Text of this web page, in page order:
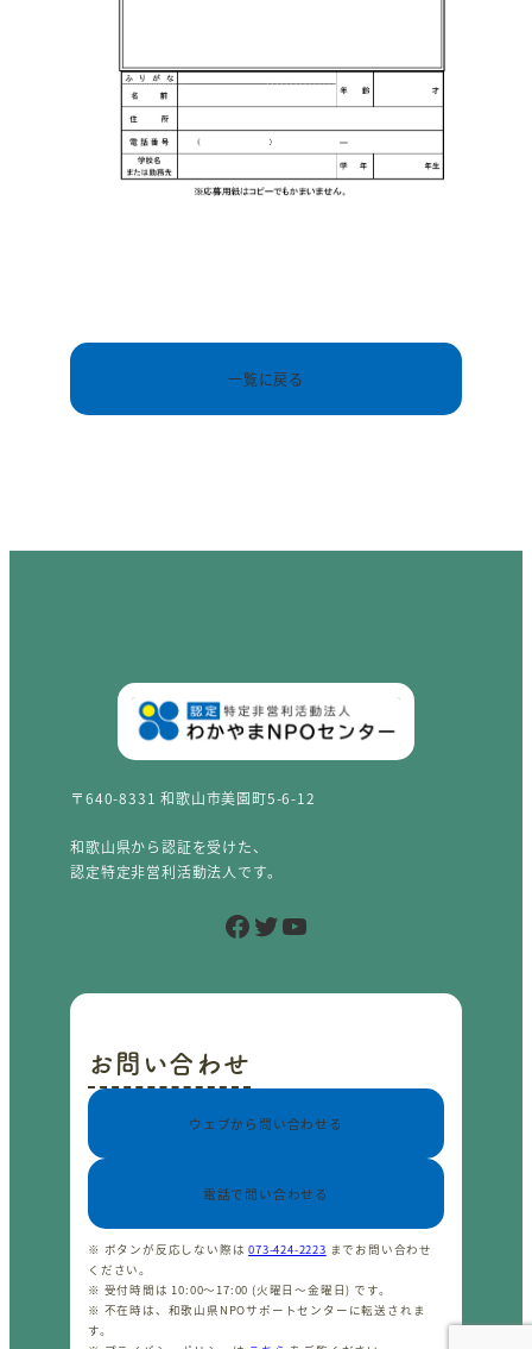
一覧に戻る
〒640-8331 和歌山市美園町5-6-12
和歌山県から認証を受けた、
認定特定非営利活動法人です。
Facebook Twitter YouTube
お問い合わせ
ウェブから問い合わせる
電話で問い合わせる
※ ボタンが反応しない際は073-424-2223 までお問い合わせ
ください。
※ 受付時間は 10:00〜17:00 (火曜日〜金曜日) です。
※ 不在時は、和歌山県NPOサポートセンターに転送されま
す。